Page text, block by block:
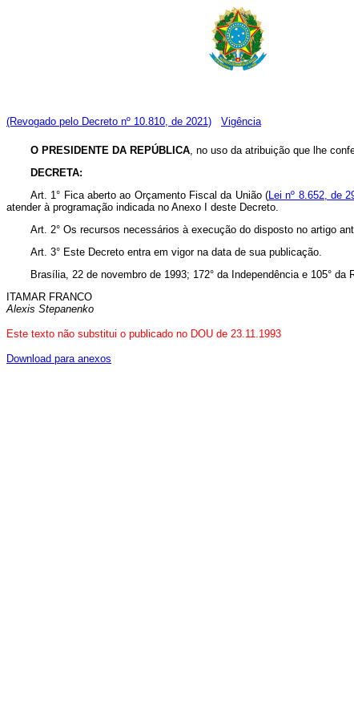
(Revogado pelo Decreto nº 10.810, de 2021) Vigência
O PRESIDENTE DA REPÚBLICA, no uso da atribuição que lhe
DECRETA:
Art. 1° Fica aberto ao Orçamento Fiscal da União (Lei nº 8.652, de
atender à programação indicada no Anexo I deste Decreto.
Art. 2° Os recursos necessários à execução do disposto no artigo
Art. 3° Este Decreto entra em vigor na data de sua publicação.
Brasília, 22 de novembro de 1993; 172° da Independência e 105° da
ITAMAR FRANCO
Alexis Stepanenko
Este texto não substitui o publicado no DOU de 23.11.1993
Download para anexos